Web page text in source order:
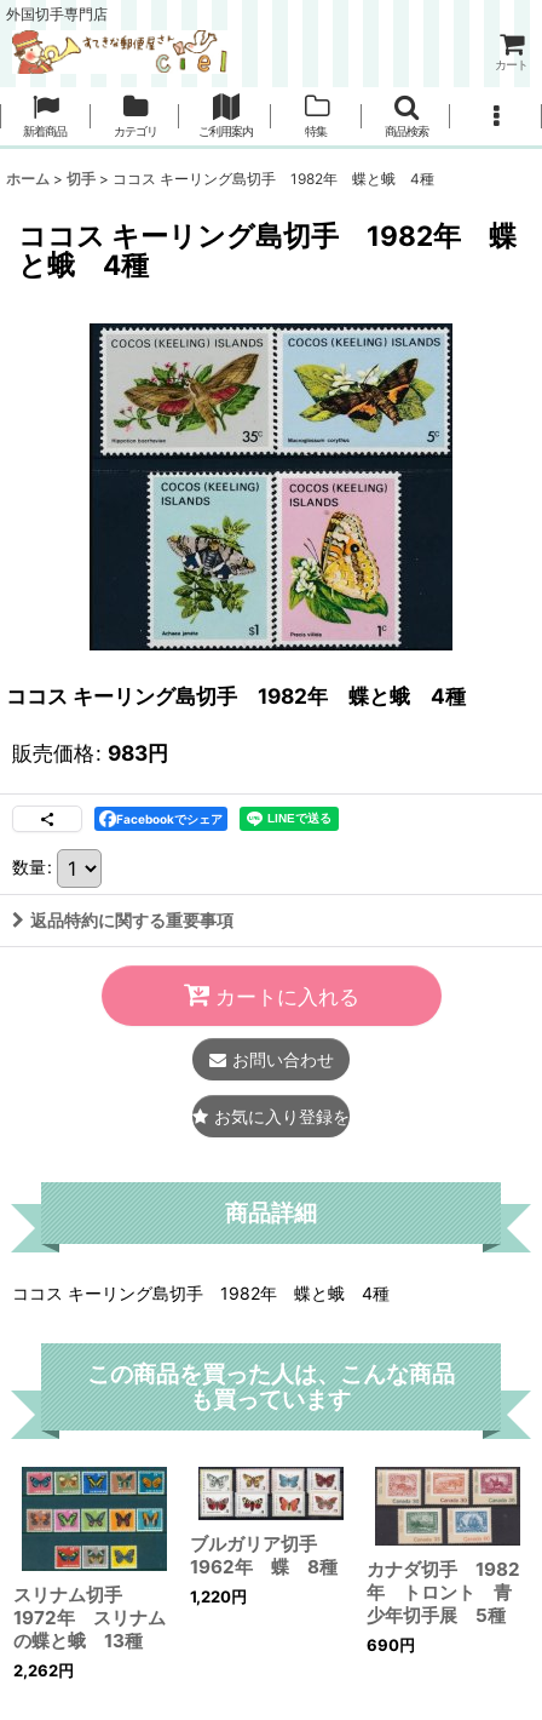
外国切手専門店
カート
新着商品 カテゴリ ご利用案内 特集 商品検索
ホーム > 切手 > ココス キーリング島切手 1982年 蝶と蛾 4種
ココス キーリング島切手 1982年 蝶
と蛾 4種
ココス キーリング島切手 1982年 蝶と蛾 4種
販売価格: 983円
Facebookでシェア
数量:
返品特約に関する重要事項
カートに入れる
お問い合わせ
お気に入り登録をする
商品詳細
ココス キーリング島切手 1982年 蝶と蛾 4種
この商品を買った人は、こんな商品
も買っています
スリナム切手
1972年 スリナム
の蝶と蛾 13種
2,262円
ブルガリア切手
1962年 蝶 8種
1,220円
カナダ切手 1982
年 トロント 青
少年切手展 5種
690円